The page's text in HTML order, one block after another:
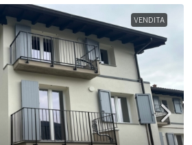
VENDITA